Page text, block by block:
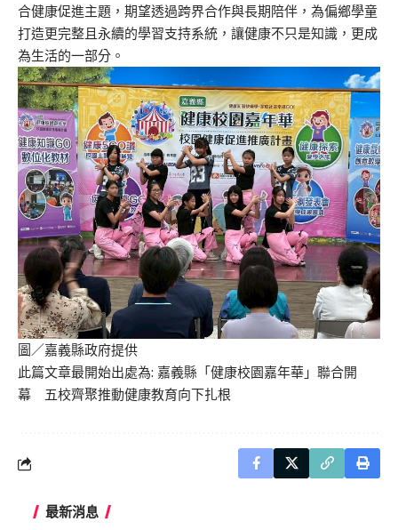
合健康促進主題，期望透過跨界合作與長期陪伴，為偏鄉學童
打造更完整且永續的學習支持系統，讓健康不只是知識，更成
為生活的一部分。
圖／嘉義縣政府提供
此篇文章最開始出處為: 嘉義縣「健康校園嘉年華」聯合開
幕 五校齊聚推動健康教育向下扎根
最新消息